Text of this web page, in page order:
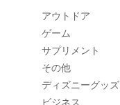
アウトドア
ゲーム
サプリメント
その他
ディズニーグッズ
ビジネス